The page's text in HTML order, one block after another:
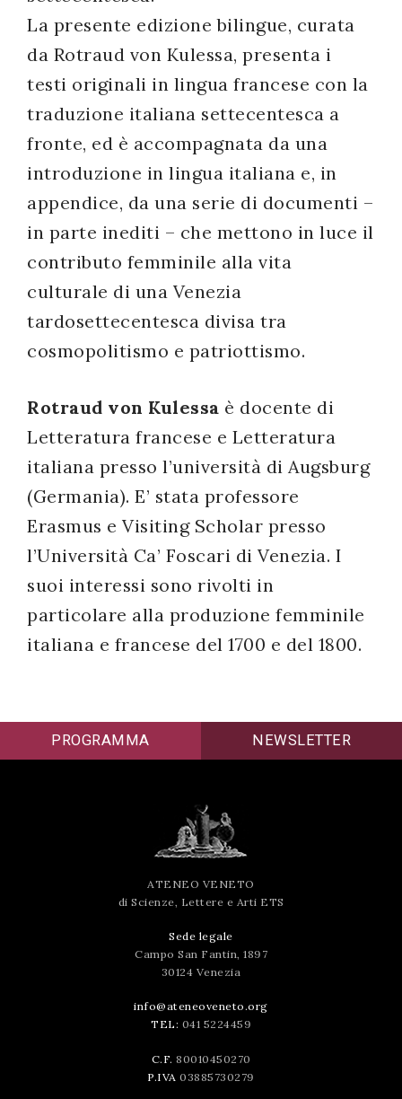
La presente edizione bilingue, curata
da Rotraud von Kulessa, presenta i
testi originali in lingua francese con la
traduzione italiana settecentesca a
fronte, ed è accompagnata da una
introduzione in lingua italiana e, in
appendice, da una serie di documenti –
in parte inediti – che mettono in luce il
contributo femminile alla vita
culturale di una Venezia
tardosettecentesca divisa tra
cosmopolitismo e patriottismo.
Rotraud von Kulessa è docente di
Letteratura francese e Letteratura
italiana presso l’università di Augsburg
(Germania). E’ stata professore
Erasmus e Visiting Scholar presso
l’Università Ca’ Foscari di Venezia. I
suoi interessi sono rivolti in
particolare alla produzione femminile
italiana e francese del 1700 e del 1800.
PROGRAMMA NEWSLETTER
ATENEO VENETO
di Scienze, Lettere e Arti ETS
Sede legale
Campo San Fantin, 1897
30124 Venezia
info@ateneoveneto.org
TEL: 041 5224459
C.F. 80010450270
P.IVA 03885730279